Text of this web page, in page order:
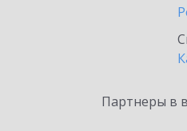
Партнеры в